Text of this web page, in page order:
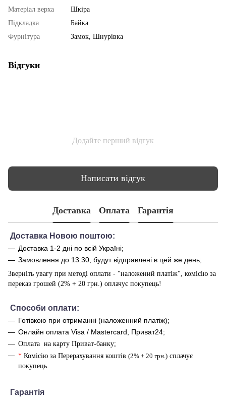
Матеріал верха
Шкіра
Підкладка
Байка
Фурнітура
Замок, Шнурівка
Відгуки
Додайте перший відгук
Написати відгук
Доставка Оплата Гарантія
Доставка Новою поштою:
Доставка 1-2 дні по всій Україні;
Замовлення до 13:30, будут відправлені в цей же день;
Зверніть увагу при методі оплати - "наложений платіж", комісію за
переказ грошей (2% + 20 грн.) оплачує покупець!
Способи оплати:
Готівкою при отриманні (наложенний платіж);
Онлайн оплата Visa / Mastercard, Приват24;
Оплата на карту Приват-банку;
* Комісію за Перерахування коштів (2% + 20 грн.) сплачує
покупець.
Гарантія